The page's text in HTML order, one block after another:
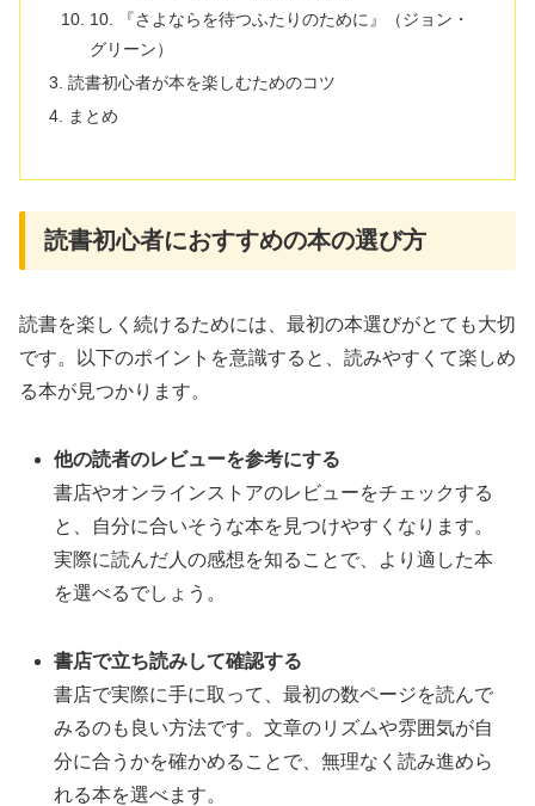
10. 『さよならを待つふたりのために』（ジョン・
グリーン）
読書初心者が本を楽しむためのコツ
まとめ
読書初心者におすすめの本の選び方
読書を楽しく続けるためには、最初の本選びがとても大切
です。以下のポイントを意識すると、読みやすくて楽しめ
る本が見つかります。
他の読者のレビューを参考にする
書店やオンラインストアのレビューをチェックする
と、自分に合いそうな本を見つけやすくなります。
実際に読んだ人の感想を知ることで、より適した本
を選べるでしょう。
書店で立ち読みして確認する
書店で実際に手に取って、最初の数ページを読んで
みるのも良い方法です。文章のリズムや雰囲気が自
分に合うかを確かめることで、無理なく読み進めら
れる本を選べます。